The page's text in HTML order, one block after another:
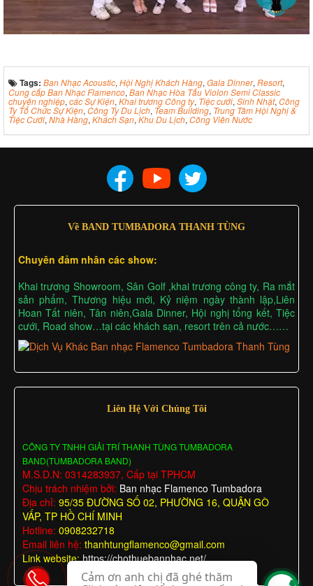
Tags: Ban Nhạc Acoustic, Hội Nghị Khách Hàng, Gala Dinner, Resort,
Cung cấp Ban Nhạc Flamenco, Ban Nhạc Hòa Tấu Violon Semi Classic
chuyên nghiệp, các Sự Kiện, Khai trương Công ty, Tiệc cưới, Sinh Nhật, Công
Ty Tổ Chức Sự Kiện, Công Ty Du Lịch, Team Building, Trung Tâm Hội Nghị &
Tiệc Cưới, Nhà Hàng, Khách Sạn, Khu Du Lịch, Công Viên Nước
Về BAND TUMBADORA THANH TÙNG
Chuyên đảm nhân các show:
Khai trương Showroom, Sân Golf ,khai trương công ty, Ra mắt
sản phẩm, Thương hiệu mới, Kỷ niệm ngày thành lập,Liên
Hoan Tất niên, Tân niên,Gala Dinner, Hội nghị tổng kết, Tiệc
cưới, Road show…tại các khách sạn, resort trên cả nước……
Liên Hệ Với Chúng Tôi
CÔNG TY TNHH GIẢI TRÍ THANH TÙNG TUMBADORA
BAND(TUMBADORA BAND)
M.S.D.N: 0314283937, Cấp tại TPHCM
Chịu trách nhiệm bởi: Ban nhạc Flamenco Tumbadora
Địa chỉ: 95/35 ĐƯỜNG SỐ 02, PHƯỜNG 16, QUẬN GÒ
VẤP, TP HỒ CHÍ MINH
Hotline: 0908232718
Email liên hệ: thanhtungflamenco@gmail.com
Link website:https://chothuebannhac.net/
Cảm ơn anh chị đã ghé thăm